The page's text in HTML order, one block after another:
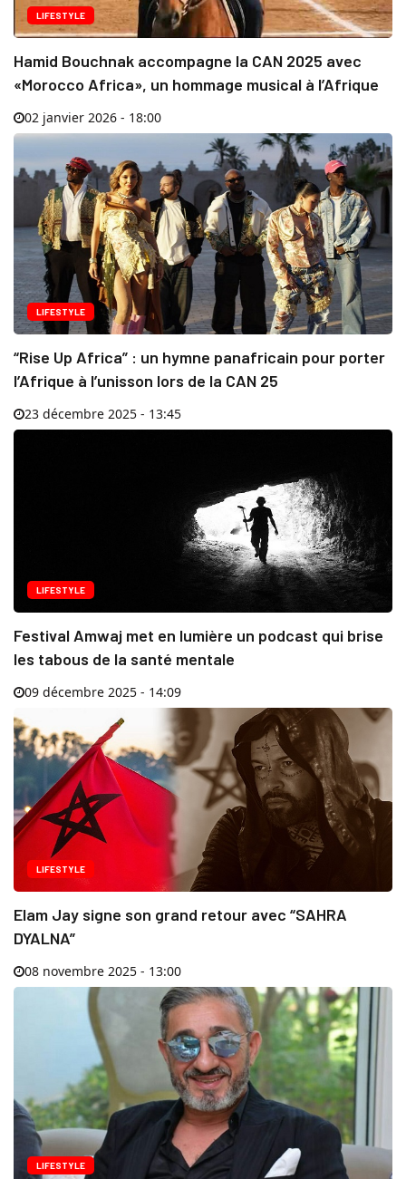
LIFESTYLE
Hamid Bouchnak accompagne la CAN 2025 avec
«Morocco Africa», un hommage musical à l’Afrique
02 janvier 2026 - 18:00
LIFESTYLE
“Rise Up Africa” : un hymne panafricain pour porter
l’Afrique à l’unisson lors de la CAN 25
23 décembre 2025 - 13:45
LIFESTYLE
Festival Amwaj met en lumière un podcast qui brise
les tabous de la santé mentale
09 décembre 2025 - 14:09
LIFESTYLE
Elam Jay signe son grand retour avec “SAHRA
DYALNA”
08 novembre 2025 - 13:00
LIFESTYLE